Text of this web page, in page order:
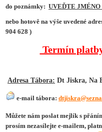
do poznámky: UVEĎTE
nebo hotově na výše uvedené
904 628 )
Termín
Adresa Tábora: Dt Jiskra, Na
e-mail tábora:
Můžete nám poslat mejlík s
prosím nezasílejte e-mailem,